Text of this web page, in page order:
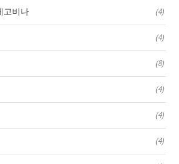
고비나 (4)
(4)
(8)
(4)
(4)
(4)